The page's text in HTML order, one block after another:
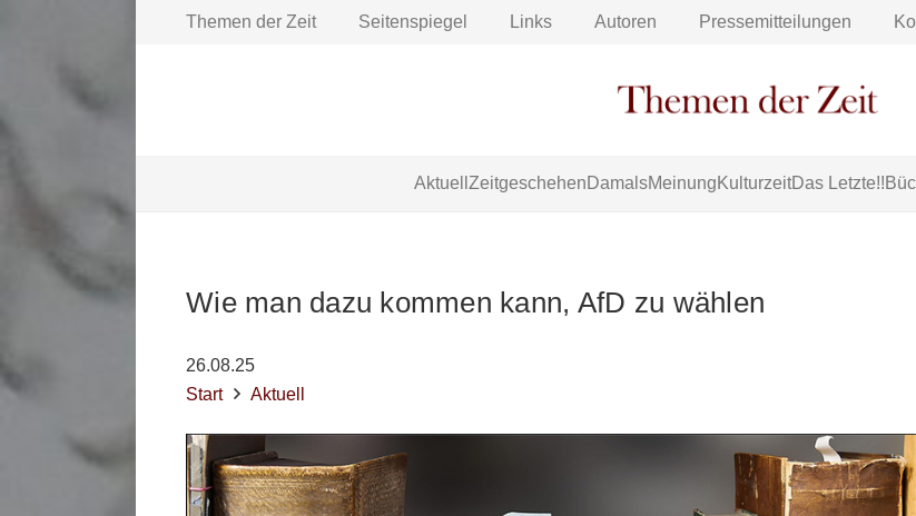
Themen der Zeit Seitenspiegel Links Autoren Pressemitteilungen
Aktuell Zeitgeschehen DamalsMeinung KulturzeitDas Letzte!!
Wie man dazu kommen kann, AfD zu wählen
26.08.25
Start
Aktuell